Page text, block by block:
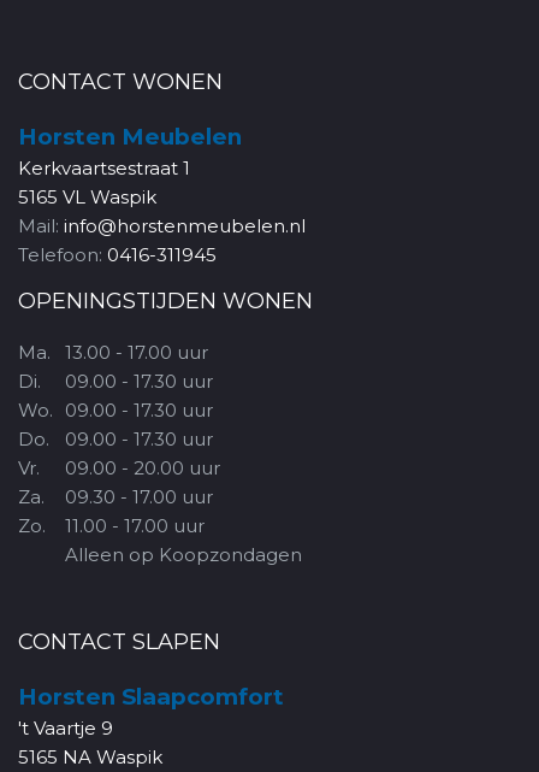
CONTACT WONEN
Horsten Meubelen
Kerkvaartsestraat 1
5165 VL Waspik
Mail: info@horstenmeubelen.nl
Telefoon: 0416-311945
OPENINGSTIJDEN WONEN
Ma.
Di.
Wo.
Do.
Vr.
Za.
Zo.
13.00 - 17.00 uur
09.00 - 17.30 uur
09.00 - 17.30 uur
09.00 - 17.30 uur
09.00 - 20.00 uur
09.30 - 17.00 uur
11.00 - 17.00 uur
Alleen op Koopzondagen
CONTACT SLAPEN
Horsten Slaapcomfort
't Vaartje 9
5165 NA Waspik